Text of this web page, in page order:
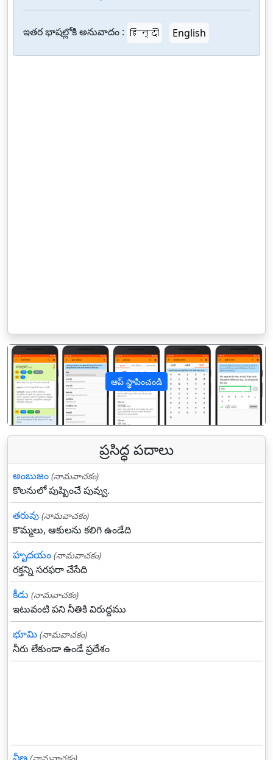
ఇతర భాషల్లోకి అనువాదం : हिन्दी English
ఆప్ స్థాపించండి
पिछला
ప్రసిద్ధ పదాలు
అంబుజం (నామవాచకం)
కొలనులో పుష్పించే పువ్వు.
తరువు (నామవాచకం)
కొమ్మలు, ఆకులను కలిగి ఉండేది
హృదయం (నామవాచకం)
రక్తన్ని సరఫరా చేసేది
కీడు (నామవాచకం)
ఇటువంటి పని నీతికి విరుద్దము
భూమి (నామవాచకం)
నీరు లేకుండా ఉండే ప్రదేశం